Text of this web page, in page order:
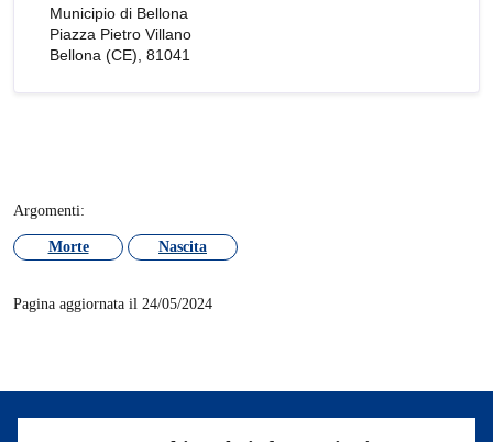
Municipio di Bellona
Piazza Pietro Villano
Bellona (CE), 81041
Argomenti:
Morte Nascita
Pagina aggiornata il 24/05/2024